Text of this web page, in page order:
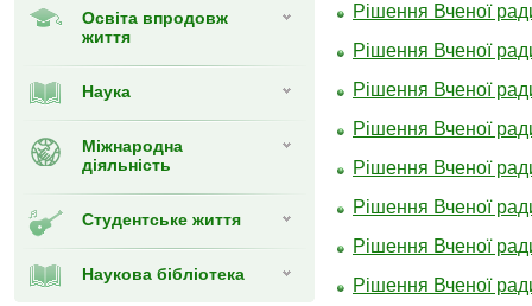
Освіта впродовж
життя
Наука
Міжнародна
діяльність
Студентське життя
Наукова бібліотека
Рішення Вченої
Рішення Вченої
Рішення Вченої
Рішення Вченої
Рішення Вченої
Рішення Вченої
Рішення Вченої
Рішення Вченої